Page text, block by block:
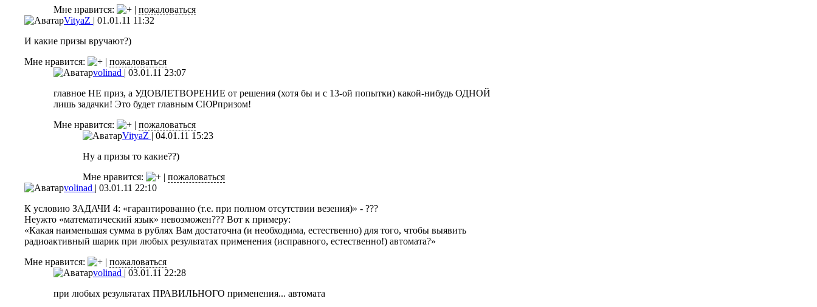
Мне нравится:
| пожаловаться
VityaZ | 01.01.11 11:32
И какие призы вручают?)
Мне нравится:
| пожаловаться
volinad | 03.01.11 23:07
главное НЕ приз, а УДОВЛЕТВОРЕНИЕ от решения (хотя бы и с 13-ой попытки) какой-нибудь ОДНОЙ
лишь задачки! Это будет главным СЮРпризом!
Мне нравится:
| пожаловаться
VityaZ | 04.01.11 15:23
Ну а призы то какие??)
Мне нравится:
| пожаловаться
volinad | 03.01.11 22:10
К условию ЗАДАЧИ 4: «гарантированно (т.е. при полном отсутствии везения)» - ???
Неужто «математический язык» невозможен??? Вот к примеру:
«Какая наименьшая сумма в рублях Вам достаточна (и необходима, естественно) для того, чтобы выявить
радиоактивный шарик при любых результатах применения (исправного, естественно!) автомата?»
Мне нравится:
| пожаловаться
volinad | 03.01.11 22:28
при любых результатах ПРАВИЛЬНОГО применения... автомата